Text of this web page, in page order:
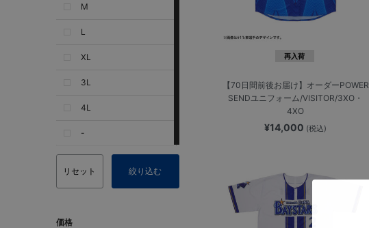
M
L
XL
3L
4L
-
リセット 絞り込む
価格
再入荷
【70日間前後お届け】オーダーPOWER
SENDユニフォーム/VISITOR/3XO・
4XO
¥14,000 (税込)